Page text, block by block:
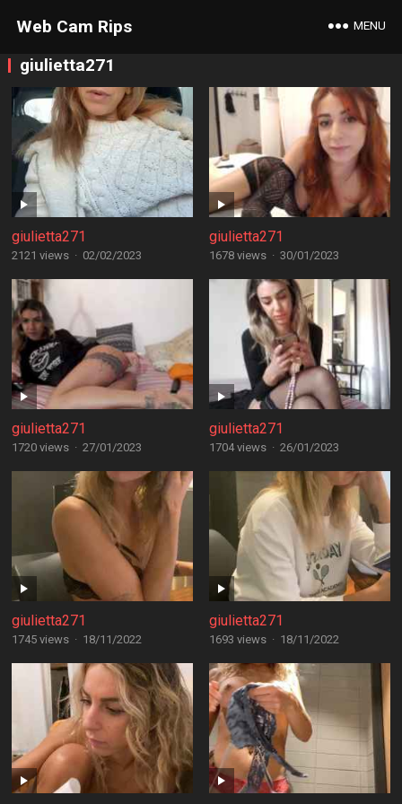
Web Cam Rips MENU
giulietta271
giulietta271
2121 views · 02/02/2023
giulietta271
1678 views · 30/01/2023
giulietta271
1720 views · 27/01/2023
giulietta271
1704 views · 26/01/2023
giulietta271
1745 views · 18/11/2022
giulietta271
1693 views · 18/11/2022